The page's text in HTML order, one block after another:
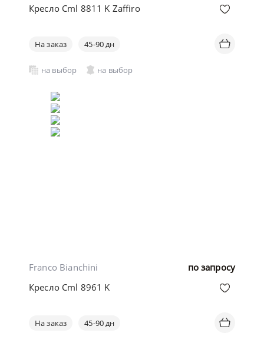
Кресло Cml 8811 K Zaffiro
На заказ 45-90 дн
на выбор на выбор
по запросу
Franco Bianchini
Кресло Cml 8961 K
На заказ 45-90 дн